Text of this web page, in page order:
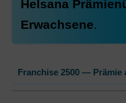
Helsana
Erwachsene.
Franchise 2500 — Prämie